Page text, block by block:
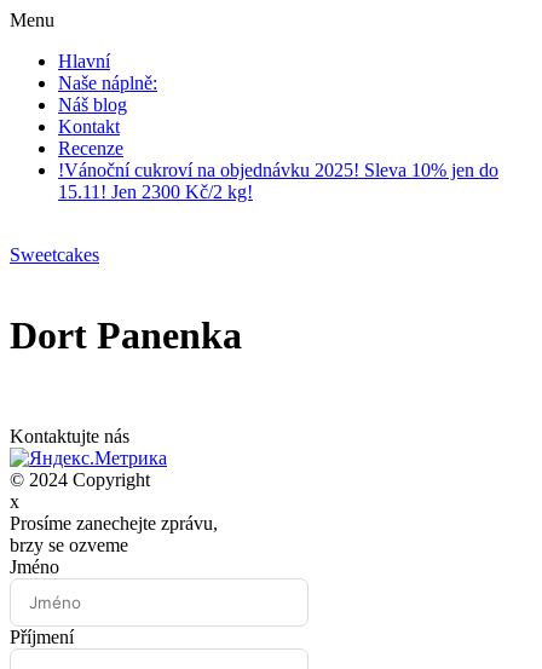
Menu
Hlavní
Naše náplně:
Náš blog
Kontakt
Recenze
!Vánoční cukroví na objednávku 2025! Sleva 10% jen do
15.11! Jen 2300 Kč/2 kg!
Sweetcakes
Dort Panenka
Kontaktujte nás
© 2024 Copyright
x
Prosíme zanechejte zprávu,
brzy se ozveme
Jméno
Příjmení